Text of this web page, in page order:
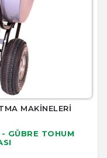
MAKİNELERİ
GÜBRE TOHUM